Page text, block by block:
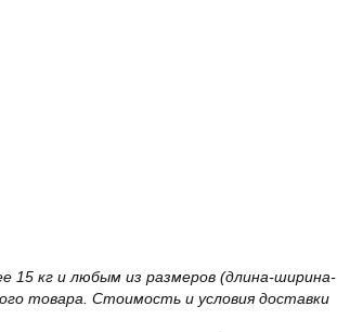
15 кг и любым из размеров (длина-ширина-
товара. Стоимость и условия доставки